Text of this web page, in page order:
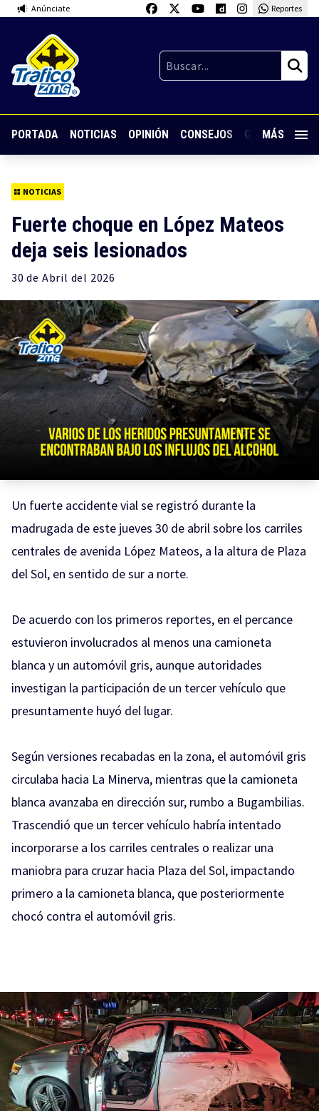
Anúnciate Reportes
PORTADA NOTICIAS OPINIÓN CONSEJOS GUARDIA
MÁS
NOTICIAS
Fuerte choque en López Mateos
deja seis lesionados
30 de Abril del 2026
Un fuerte accidente vial se registró durante la
madrugada de este jueves 30 de abril sobre los carriles
centrales de avenida López Mateos, a la altura de Plaza
del Sol, en sentido de sur a norte.
De acuerdo con los primeros reportes, en el percance
estuvieron involucrados al menos una camioneta
blanca y un automóvil gris, aunque autoridades
investigan la participación de un tercer vehículo que
presuntamente huyó del lugar.
Según versiones recabadas en la zona, el automóvil gris
circulaba hacia La Minerva, mientras que la camioneta
blanca avanzaba en dirección sur, rumbo a Bugambilias.
Trascendió que un tercer vehículo habría intentado
incorporarse a los carriles centrales o realizar una
maniobra para cruzar hacia Plaza del Sol, impactando
primero a la camioneta blanca, que posteriormente
chocó contra el automóvil gris.